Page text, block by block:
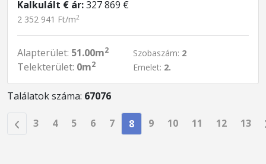
Kalkulált € ár:327 869 €
2 352 941 Ft/m2
Alapterület: 51.00m2
Telekterület: 0m2
Szobaszám: 2
Emelet: 2.
Találatok száma: 67076
3 4 5 6 7 8 9 10 11 12 13